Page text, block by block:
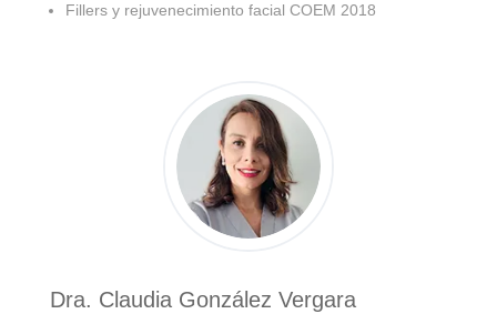
Fillers y rejuvenecimiento facial COEM 2018
Dra. Claudia González Vergara